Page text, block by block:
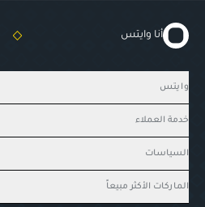
أنا وايتس
وايتس
خدمة العملاء
السياسات
الماركات الأكثر مبيعاً